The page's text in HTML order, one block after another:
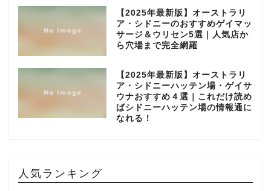
【2025年最新版】オーストラリ
ア・シドニーのおすすめゲイマッ
サージ＆ウリセン5選｜人気店か
ら穴場まで完全網羅
【2025年最新版】オーストラリ
ア・シドニーハッテン場・ゲイサ
ウナおすすめ４選｜これだけ読め
ばシドニーハッテン場の情報通に
なれる！
人気ランキング